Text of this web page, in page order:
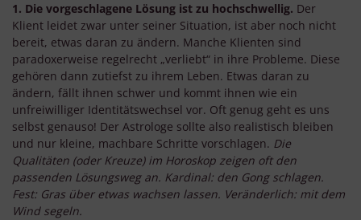
1. Die vorgeschlagene Lösung ist zu hochschwellig. Der
Klient leidet zwar unter seiner Situation, ist aber noch nicht
bereit, etwas daran zu ändern. Manche Klienten sind
paradoxerweise regelrecht „verliebt“ in ihre Probleme. Diese
gehören dann zutiefst zu ihrem Leben. Etwas daran zu
ändern, fällt ihnen schwer und kommt ihnen wie ein
unfreiwilliger Identitätswechsel vor. Oft genug geht es uns
selbst genauso! Der Astrologe sollte also realistisch bleiben
und nur kleine, machbare Schritte vorschlagen. Die
Qualitäten (oder Kreuze) im Horoskop zeigen oft den
passenden Lösungsweg an. Kardinal: den Gong schlagen.
Fest: Gras über etwas wachsen lassen. Veränderlich: mit dem
Wind segeln.